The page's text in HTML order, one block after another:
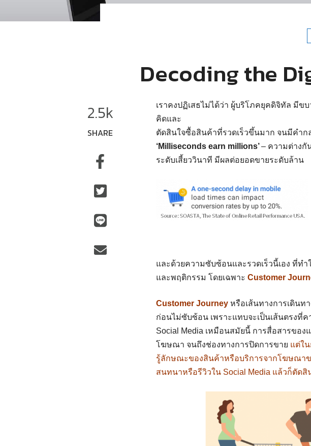
Decoding the
2.5k
SHARE
เราคงปฏิเสธไม่ได้ว่า ผู้บริโภคยุคดิจิทัล มีข
คิดและ
ตัดสินใจซื้อสินค้าที่รวดเร็วขึ้นมาก จนมีคำก
‘Milliseconds earn millions’– ความต่างกั
ระดับเสี้ยววินาที มีผลต่อยอดขายระดับล้าน
และด้วยความซับซ้อนและรวดเร็วนี้เอง ที่ท
และพฤติกรรม โดยเฉพาะ Customer
Customer Journey หรือเส้นทางการเดินท
ก่อนไม่ซับซ้อน เพราะแทบจะเป็นเส้นตรงที่
Social Media เหมือนสมัยนี้ การสื่อสารขอ
โฆษณา จนถึงช่องทางการปิดการขาย แต่ใ
รู้ลักษณะของสินค้าหรือบริการจากโฆษณาข
สนทนาหรือรีวิวใน Social Media แล้วก็ตัดสิ